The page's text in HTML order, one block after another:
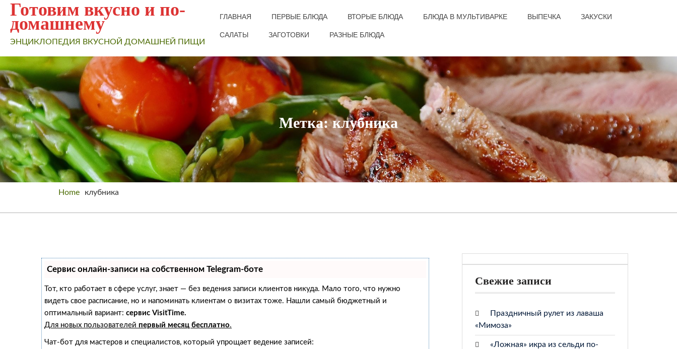
Готовим вкусно и по-
домашнему
ЭНЦИКЛОПЕДИЯ ВКУСНОЙ ДОМАШНЕЙ ПИЩИ
ГЛАВНАЯ ПЕРВЫЕ БЛЮДА ВТОРЫЕ БЛЮДА БЛЮДА В МУЛЬТИВАРКЕ ВЫПЕЧКА ЗАКУСКИ
САЛАТЫ ЗАГОТОВКИ РАЗНЫЕ БЛЮДА
Метка: клубника
Home клубника
Сервис онлайн-записи на собственном Telegram-боте
Тот, кто работает в сфере услуг, знает — без ведения записи клиентов никуда. Мало того, что нужно
видеть свое расписание, но и напоминать клиентам о визитах тоже. Нашли самый бюджетный и
оптимальный вариант: сервис VisitTime.
Для новых пользователей первый месяц бесплатно.
Чат-бот для мастеров и специалистов, который упрощает ведение записей:
Свежие записи
Праздничный рулет из лаваша
«Мимоза»
«Ложная» икра из сельди по-